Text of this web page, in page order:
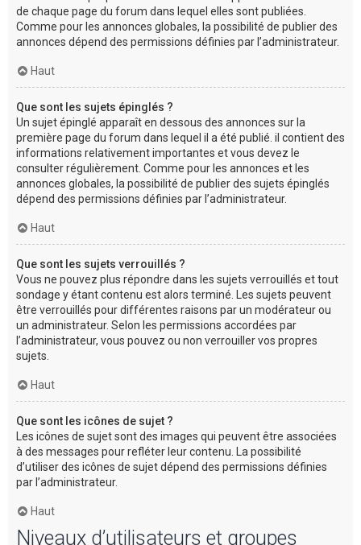
de chaque page du forum dans lequel elles sont publiées.
Comme pour les annonces globales, la possibilité de publier des
annonces dépend des permissions définies par l’administrateur.
Haut
Que sont les sujets épinglés ?
Un sujet épinglé apparaît en dessous des annonces sur la
première page du forum dans lequel il a été publié. il contient des
informations relativement importantes et vous devez le
consulter régulièrement. Comme pour les annonces et les
annonces globales, la possibilité de publier des sujets épinglés
dépend des permissions définies par l’administrateur.
Haut
Que sont les sujets verrouillés ?
Vous ne pouvez plus répondre dans les sujets verrouillés et tout
sondage y étant contenu est alors terminé. Les sujets peuvent
être verrouillés pour différentes raisons par un modérateur ou
un administrateur. Selon les permissions accordées par
l’administrateur, vous pouvez ou non verrouiller vos propres
sujets.
Haut
Que sont les icônes de sujet ?
Les icônes de sujet sont des images qui peuvent être associées
à des messages pour refléter leur contenu. La possibilité
d’utiliser des icônes de sujet dépend des permissions définies
par l’administrateur.
Haut
Niveaux d’utilisateurs et groupes